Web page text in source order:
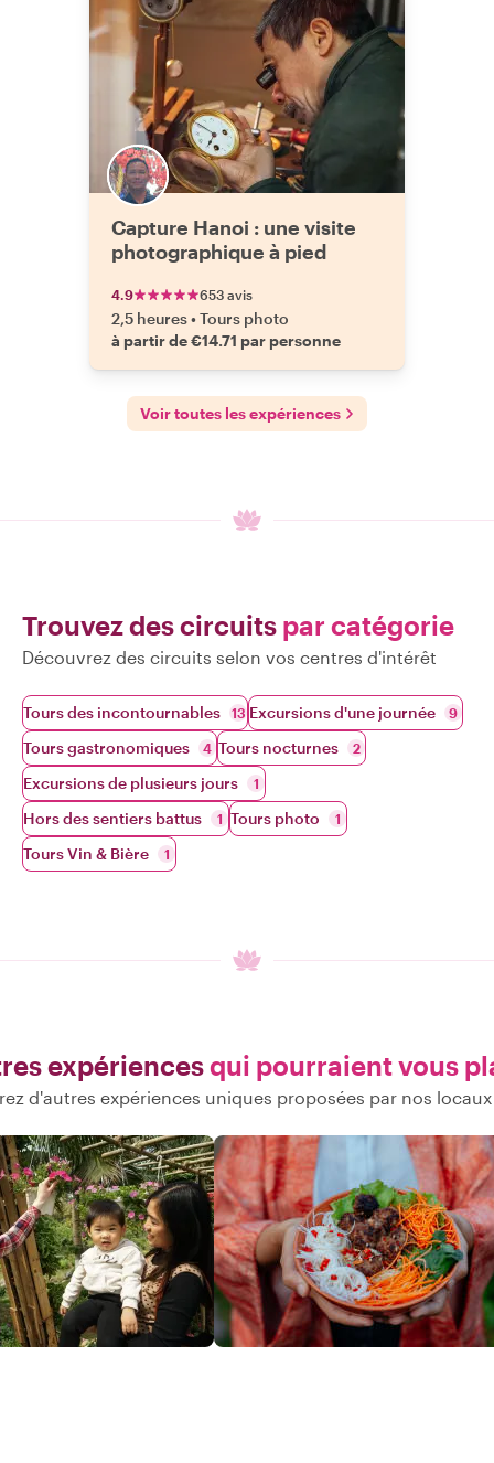
Capture Hanoi : une visite
photographique à pied
4.9 653 avis
2,5 heures•Tours photo
à partir de €14.71 par personne
Voir toutes les expériences
Trouvez des circuits par catégorie
Découvrez des circuits selon vos centres d'intérêt
Tours des incontournables 13 Excursions d'une journée 9
Tours gastronomiques 4 Tours nocturnes 2
Excursions de plusieurs jours 1
Hors des sentiers battus 1 Tours photo 1
Tours Vin & Bière 1
expériencesqui pourraient vous
d'autres expériences uniques proposées par nos